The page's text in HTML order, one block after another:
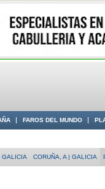
FAROS DEL MUNDO
GALICIA CORUÑA, A | GALICIA